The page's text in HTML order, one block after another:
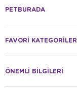
PETBURADA
FAVORİ KATEGORİLER
ÖNEMLİ BİLGİLERİ